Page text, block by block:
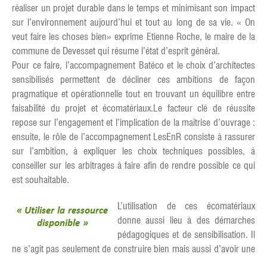
réaliser un projet durable dans le temps et minimisant son impact
sur l’environnement aujourd’hui et tout au long de sa vie. « On
veut faire les choses bien» exprime Etienne Roche, le maire de la
commune de Devesset qui résume l’état d’esprit général.
Pour ce faire, l’accompagnement Batéco et le choix d’architectes
sensibilisés permettent de décliner ces ambitions de façon
pragmatique et opérationnelle tout en trouvant un équilibre entre
faisabilité du projet et écomatériaux.Le facteur clé de réussite
repose sur l’engagement et l’implication de la maitrise d’ouvrage :
ensuite, le rôle de l’accompagnement LesEnR consiste à rassurer
sur l’ambition, à expliquer les choix techniques possibles, à
conseiller sur les arbitrages à faire afin de rendre possible ce qui
est souhaitable.
L’utilisation de ces écomatériaux
donne aussi lieu à des démarches
pédagogiques et de sensibilisation. Il
ne s’agit pas seulement de construire bien mais aussi d’avoir une